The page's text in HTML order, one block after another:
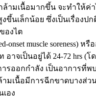
ามเนื้อมากขึ้น จะทำให้ค่าไ
สูงขึ้นเล็กน้อย ซึ่งเป็นเรื่องป
องไต
onset muscle soreness) ห
อาจเป็นอยู่ได้ 24-72 hrs (
รออกกำลัง เป็นอาการที่พ
ามเนื้อมีการฉีกขาดบางส่ว
อง